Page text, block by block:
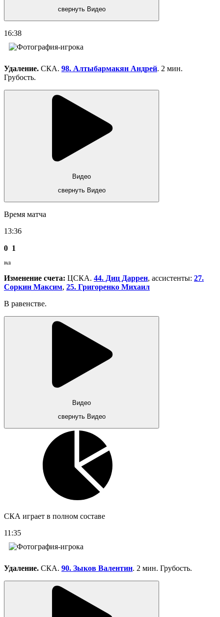
свернуть Видео
16:38
Удаление. СКА. 98. Алтыбармакян Андрей. 2 мин.
Грубость.
Видео
свернуть Видео
Время матча
13:36
0 1
РАВ
Изменение счета: ЦСКА. 44. Диц Даррен, ассистенты: 27.
Соркин Максим, 25. Григоренко Михаил
В равенстве.
Видео
свернуть Видео
СКА играет в полном составе
11:35
Удаление. СКА. 90. Зыков Валентин. 2 мин. Грубость.